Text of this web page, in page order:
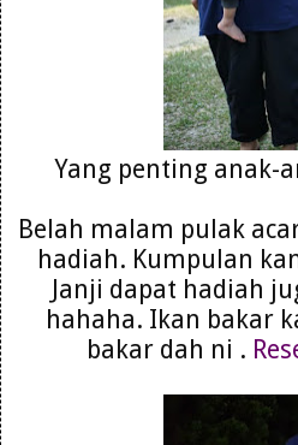
Yang penting anak-
Belah malam pulak
hadiah. Kumpulan
Janji dapat hadiah
hahaha. Ikan bakar
bakar dah ni .